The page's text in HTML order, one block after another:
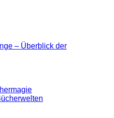
– Überblick der